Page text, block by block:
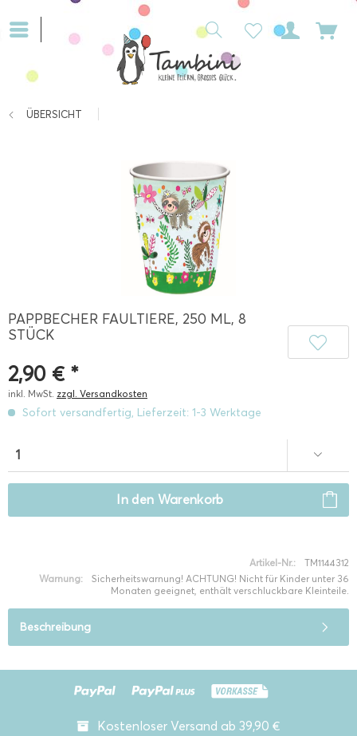
ÜBERSICHT
PAPPBECHER FAULTIERE, 250 ML, 8
STÜCK
2,90 € *
inkl. MwSt. zzgl. Versandkosten
Sofort versandfertig, Lieferzeit: 1-3 Werktage
In den Warenkorb
Artikel-Nr.:
TM1144312
Warnung:
Sicherheitswarnung! ACHTUNG! Nicht für Kinder unter 36
Monaten geeignet, enthält verschluckbare Kleinteile.
Beschreibung
Kostenloser Versand ab 39,90 €